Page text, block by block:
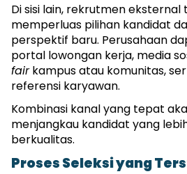
Di sisi lain, rekrutmen
memperluas pilihan kandidat
perspektif baru. Perusahaan
portal lowongan kerja, media
fair kampus atau komunitas,
referensi karyawan.
Kombinasi kanal yang tepat
menjangkau kandidat yang
berkualitas.
Proses Seleksi yang